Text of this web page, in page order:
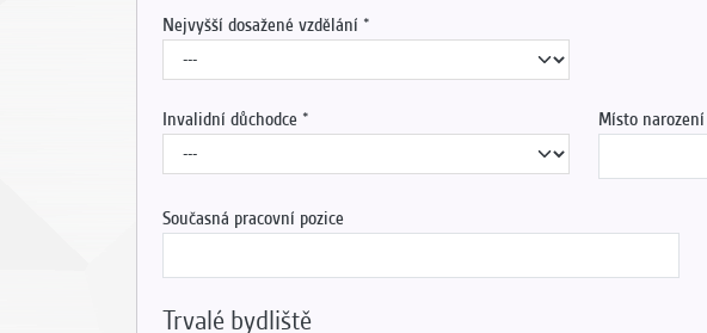
Nejvyšší dosažené vzdělání
Invalidní důchodce Místo narození
Současná pracovní pozice
Trvalé bydliště